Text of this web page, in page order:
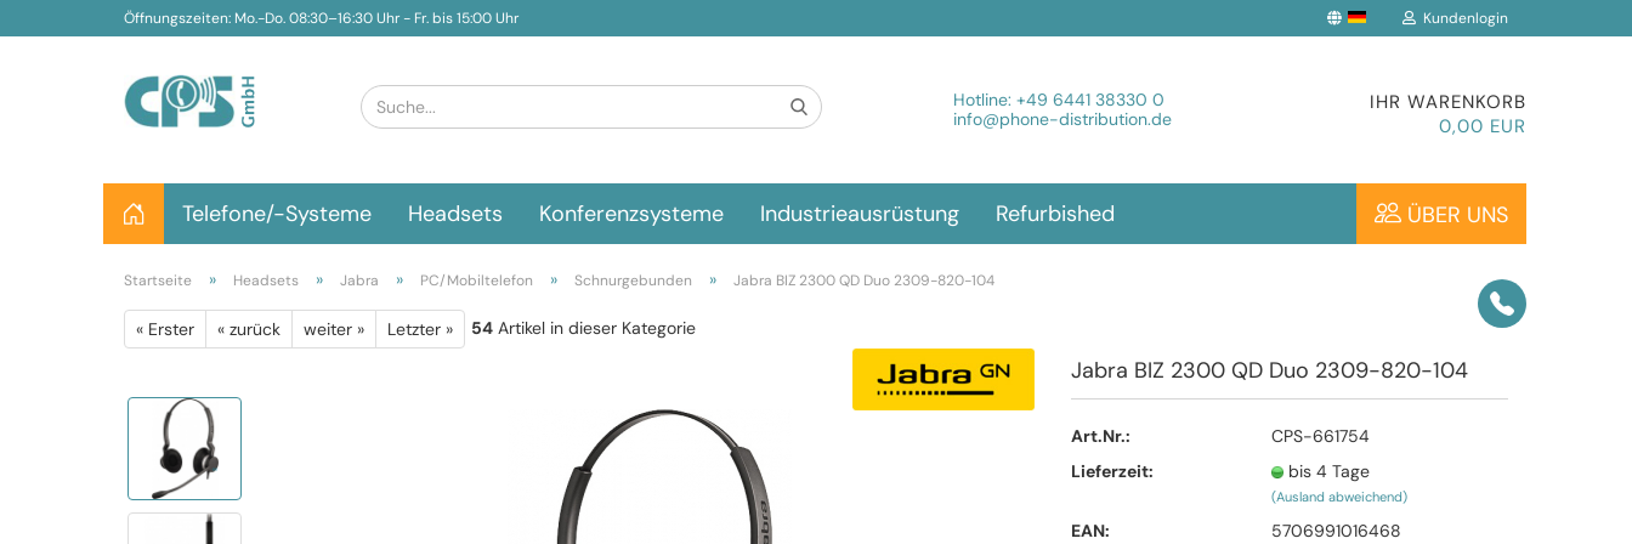
Öffnungszeiten: Mo.-Do. 08:30–16:30 Uhr - Fr. bis 15:00 Uhr Kundenlogin
Konto erstellen
Passwort vergessen?
Hotline: +49 6441 38330 0
info@phone-distribution.de
IHR WARENKORB
0,00 EUR
Telefone/-Systeme Headsets Konferenzsysteme Industrieausrüstung Refurbished ÜBER UNS
Startseite » Headsets » Jabra » PC/Mobiltelefon » Schnurgebunden » Jabra BIZ 2300 QD Duo 2309-820-104
« Erster « zurück weiter » Letzter » 54 Artikel in dieser Kategorie
Jabra BIZ 2300 QD Duo 2309-820-104
Art.Nr.:
CPS-661754
Lieferzeit:
bis 4 Tage
(Ausland abweichend)
EAN: 5706991016468